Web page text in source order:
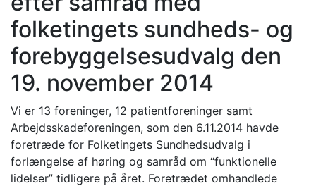
folketingets sundheds- og
forebyggelsesudvalg den
19. november 2014
Vi er 13 foreninger, 12 patientforeninger samt
Arbejdsskadeforeningen, som den 6.11.2014 havde
foretræde for Folketingets Sundhedsudvalg i
forlængelse af høring og samråd om “funktionelle
lidelser” tidligere på året. Foretrædet omhandlede